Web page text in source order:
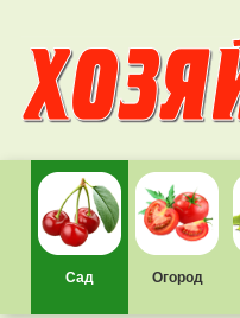
Сад Огород